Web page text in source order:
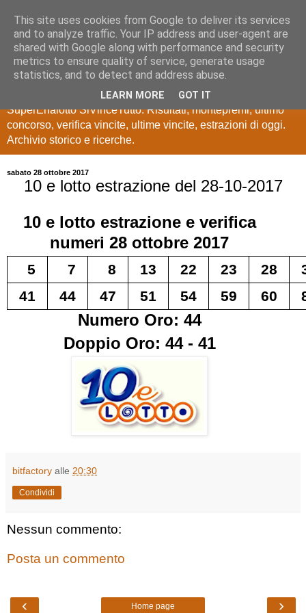
Estrazioni Lotto
SuperEnalotto
Ultime estrazioni di Lotto, SuperEnalotto, 10 e lotto,
SuperEnalotto SiVinceTutto. Risultati, montepremi, ultimo
concorso, verifica vincite, ultime vincite, estrazioni di oggi.
Archivio storico e ricerche.
sabato 28 ottobre 2017
10 e lotto estrazione del 28-10-2017
10 e lotto estrazione e verifica
numeri 28 ottobre 2017
5 7 8 13 22 23 28
41
44 47 51 54 59 60
Numero Oro: 44
Doppio Oro: 44 - 41
bitfactory alle 20:30
Condividi
Nessun commento:
Posta un commento
‹ ›
Home page
This site uses cookies from Google to deliver its services
and to analyze traffic. Your IP address and user-agent are
shared with Google along with performance and security
metrics to ensure quality of service, generate usage
statistics, and to detect and address abuse.
LEARN MORE GOT IT